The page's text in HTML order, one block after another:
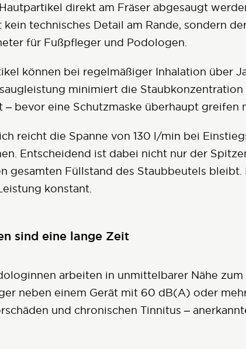
direkt am Fräser abgesaugt
technisches Detail am Rande, sondern
für Fußpfleger und Podologen.
können bei regelmäßiger Inhalation über
minimiert die
bevor eine Schutzmaske überhaupt greifen
reicht die Spanne von 130 l/min bei
Entscheidend ist dabei nicht nur der
gesamten Füllstand des Staubbeutels
konstant.
sind eine lange Zeit
arbeiten in unmittelbarer Nähe
neben einem Gerät mit 60 dB(A) oder
und chronischen Tinnitus –